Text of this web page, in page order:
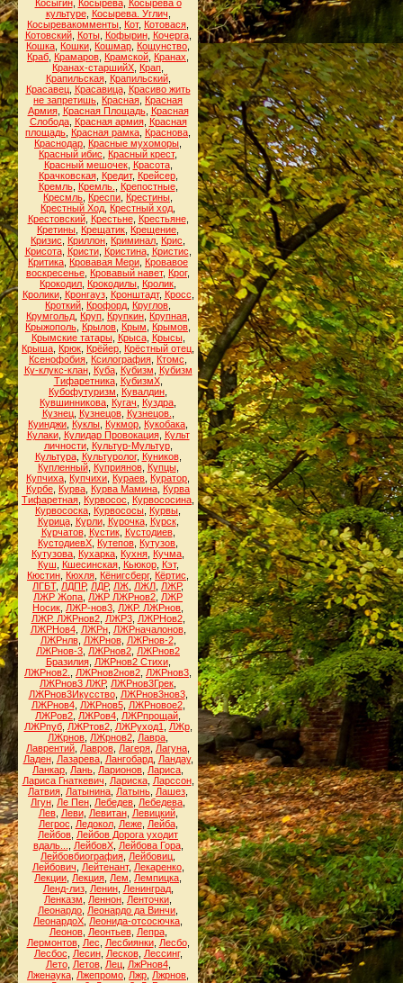
Косыгин, Косырева,
Косырева о
культуре, Косырева. Углич
Косыревакомменты Кот, Котовася
Котовский, Коты, Кофырин, Кочерга,
Кошка Кошки Кошмар Кощунство
Краб Крамаров Крамской Кранах
Кранах-старшийХ Крап
Крапильская, Крапильский,
Красавец, Красавица, Красиво жить
не запретишь Красная Красная
Армия, Красная Площадь, Красная
Слобода, Красная армия, Красная
площадь Красная рамка Краснова
Краснодар Красные мухоморы
Красный ибис
Красный крест,
Красный мешочек, Красота,
Крачковская, Кредит, Крейсер,
Кремль, Кремль. Крепостные,
Кресмль Креспи Крестины
Крестный Ход Крестный ход
Крестовский, Крестьне, Крестьяне,
Кретины Крещатик Крещение
Кризис
Криллон Криминал Крис
Крисота, Кристи, Кристина, Кристис
Критика Кровавая Мери Кровавое
воскресенье Кровавый навет, Крог,
Крокодил Крокодилы Кролик
Кролики, Кронгауз, Кронштадт, Кросс
Кроткий Крофорд Круглов
Крумгольд Круп Крупкин Крупная
Крыжополь Крылов Крым Крымов
Крымские татары, Крыса, Крысы,
Крыша Крюк Крёйер Крёстный отец
Ксенофобия Ксилография Ктомс
Ку-клукс-клан, Куба, Кубизм
Кубизм
Тифаретника, КубизмХ,
Кубофутуризм
Кувалдин
Кувшинникова Кугач Куздра
Кузнец, Кузнецов, Кузнецов.
Куинджи Куклы Кукмор Кукобака
Кулаки, Кулидар Провокация, Культ
личности, Культур-Мультур,
Культура, Культуролог, Куников,
Купленный, Куприянов, Купцы,
Купчиха Купчихи Кураев Куратор
Курбе Курва Курва Мамина Курва
Тифаретная Курвосос Курвососина
Курвососка Курвососы Курвы
Курица, Курли, Курочка, Курск,
Курчатов, Кустик, Кустодиев,
КустодиевХ Кутепов Кутузов
Кутузова Кухарка Кухня Кучма
Куш
Кшесинская, Кьюкор, Кэт,
Кюстин Кюхля Кёнигсберг, Кёртис
ЛГБТ, ЛДПР, ЛДР, ЛЖ ЛЖЛ ЛЖР,
ЛЖР Жопа ЛЖР ЛЖРнов2 ЛЖР
Носик ЛЖР-нов3 ЛЖР. ЛЖРнов
ЛЖР. ЛЖРнов2, ЛЖР3, ЛЖРНов2,
ЛЖРНов4, ЛЖРн, ЛЖРначалонов,
ЛЖРнлв, ЛЖРнов, ЛЖРнов-2,
ЛЖРнов-3 ЛЖРнов2 ЛЖРнов2
Бразилия, ЛЖРнов2 Стихи,
ЛЖРнов2.
ЛЖРнов2нов2 ЛЖРнов3
ЛЖРнов3 ЛЖР, ЛЖРнов3Грек
ЛЖРнов3Икусство, ЛЖРнов3нов3,
ЛЖРнов4, ЛЖРнов5, ЛЖРновое2,
ЛЖРов2 ЛЖРов4 ЛЖРпрощай
ЛЖРпуб, ЛЖРтов2, ЛЖРуход1 ЛЖр,
ЛЖрнов ЛЖрнов2 Лавра
Лаврентий Лавров Лагеря Лагуна
Ладен, Лазарева, Лангобард, Ландау,
Ланкар Лань Ларионов Лариса
Лариса Гнаткевич
Лариска, Ларссон,
Латвия Латынина Латынь Лашез
Лгун Ле Пен Лебедев Лебедева
Лев, Леви, Левитан, Левицкий,
Легрос
Ледокол, Леже, Лейба,
Лейбов Лейбов Дорога уходит
вдаль...
ЛейбовХ, Лейбова Гора,
Лейбовбиография Лейбовиц
Лейбович
Лейтенант, Лекаренко,
Лекции Лекция Лем Лемпицка
Ленд-лиз, Ленин, Ленинград,
Ленказм
Леннон Ленточки
Леонардо Леонардо да Винчи
ЛеонардоХ Леонида-отсосючка
Леонов, Леонтьев, Лепра,
Лермонтов, Лес Лесбиянки, Лесбо,
Лесбос
Лесин, Лесков, Лессинг,
Лето, Летов, Лец, ЛжРнов4,
Лженаука Лжепромо Лжр Лжрнов